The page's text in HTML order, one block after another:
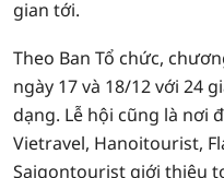
gian tới.
Theo Ban Tổ chức,
ngày 17 và 18/12 với 24
dạng. Lễ hội cũng là nơi
Vietravel, Hanoitourist,
Saigontourist giới thiệu